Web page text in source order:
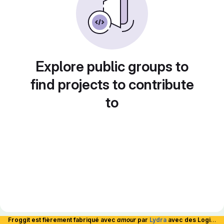
Explore public groups to
find projects to contribute
to
Froggit est fièrement fabriqué avec amour par Lydra avec des Logiciels Libres et hébergé en